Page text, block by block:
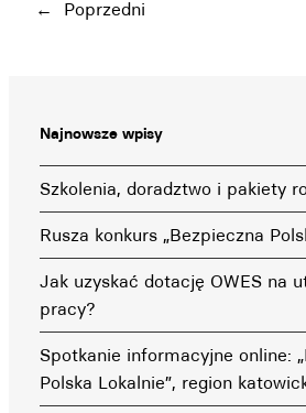
← Poprzedni
Najnowsze wpisy
Szkolenia, doradztwo i pakiety
Rusza konkurs „Bezpieczna
Jak uzyskać dotację OWES na
pracy?
Spotkanie informacyjne online:
Polska Lokalnie”, region